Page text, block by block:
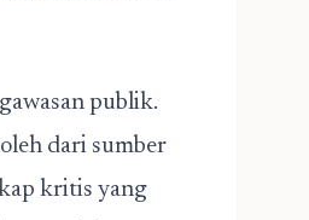
publik.
dari sumber
kritis yang